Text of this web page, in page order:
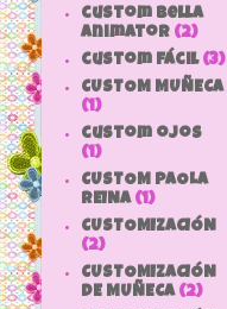
custom bella
animator (2)
custom fácil (3)
CUSTOM MUÑECA
(1)
custom ojos
(1)
CUSTOM PAOLA
REINA (1)
CUSTOMIZACIÓN
(2)
CUSTOMIZACIÓN
DE MUÑECA (2)